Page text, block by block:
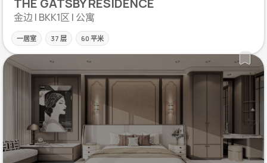
THE GATSBY RESIDENCE
金边 | BKK1区 | 公寓
一居室 37 层 60 平米